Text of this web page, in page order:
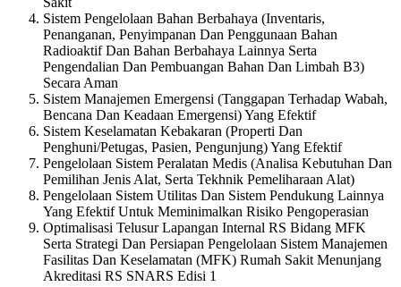
Sistem Pengelolaan Bahan Berbahaya (Inventaris,
Penanganan, Penyimpanan Dan Penggunaan Bahan
Radioaktif Dan Bahan Berbahaya Lainnya Serta
Pengendalian Dan Pembuangan Bahan Dan Limbah B3)
Secara Aman
Sistem Manajemen Emergensi (Tanggapan Terhadap Wabah,
Bencana Dan Keadaan Emergensi) Yang Efektif
Sistem Keselamatan Kebakaran (Properti Dan
Penghuni/Petugas, Pasien, Pengunjung) Yang Efektif
Pengelolaan Sistem Peralatan Medis (Analisa Kebutuhan Dan
Pemilihan Jenis Alat, Serta Tekhnik Pemeliharaan Alat)
Pengelolaan Sistem Utilitas Dan Sistem Pendukung Lainnya
Yang Efektif Untuk Meminimalkan Risiko Pengoperasian
Optimalisasi Telusur Lapangan Internal RS Bidang MFK
Serta Strategi Dan Persiapan Pengelolaan Sistem Manajemen
Fasilitas Dan Keselamatan (MFK) Rumah Sakit Menunjang
Akreditasi RS SNARS Edisi 1